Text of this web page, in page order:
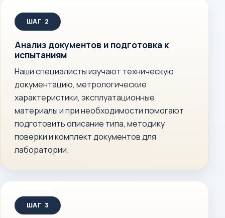
Анализ документов и подготовка к
испытаниям
Наши специалисты изучают техническую
документацию, метрологические
характеристики, эксплуатационные
материалы и при необходимости помогают
подготовить описание типа, методику
поверки и комплект документов для
лаборатории.